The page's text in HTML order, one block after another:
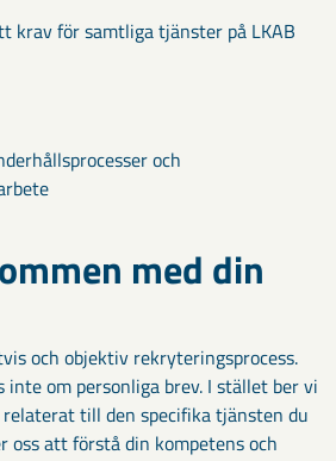
krav för samtliga tjänster på LKAB
och
med din
och objektiv rekryteringsprocess.
om personliga brev. I stället ber vi
till den specifika tjänsten du
oss att förstå din kompetens och